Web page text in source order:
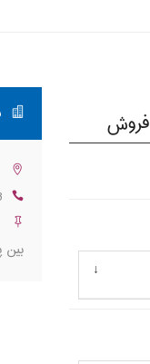
فروش
بین پل ۵ و ۶،